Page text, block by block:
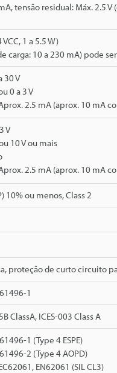
tensão residual: Máx. 2.5
1 a 5.5 W)
carga: 10 a 230 mA) pode
30 V
0 a 3 V
2.5 mA (aprox. 10 mA
V
10 V ou mais
2.5 mA (aprox. 10 mA
10% ou menos, Class 2
proteção de curto circuito
1
ClassA, ICES-003 Class A
1 (Type 4 ESPE)
2 (Type 4 AOPD)
EN62061 (SIL CL3)